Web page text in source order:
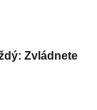
Zvládnete